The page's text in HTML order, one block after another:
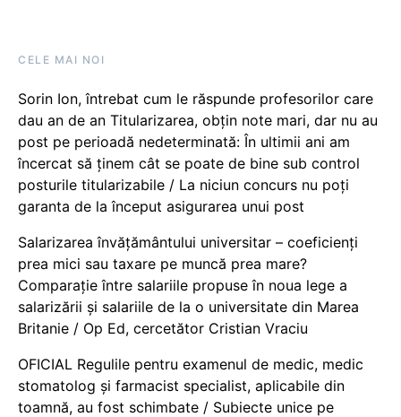
CELE MAI NOI
Sorin Ion, întrebat cum le răspunde profesorilor care
dau an de an Titularizarea, obțin note mari, dar nu au
post pe perioadă nedeterminată: În ultimii ani am
încercat să ținem cât se poate de bine sub control
posturile titularizabile / La niciun concurs nu poți
garanta de la început asigurarea unui post
Salarizarea învățământului universitar – coeficienți
prea mici sau taxare pe muncă prea mare?
Comparație între salariile propuse în noua lege a
salarizării și salariile de la o universitate din Marea
Britanie / Op Ed, cercetător Cristian Vraciu
OFICIAL Regulile pentru examenul de medic, medic
stomatolog și farmacist specialist, aplicabile din
toamnă, au fost schimbate / Subiecte unice pe